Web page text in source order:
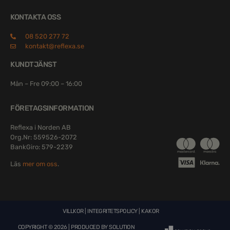
KONTAKTA OSS
08 520 277 72
kontakt@reflexa.se
KUNDTJÄNST
Mån – Fre 09:00 – 16:00
FÖRETAGSINFORMATION
Reflexa i Norden AB
Org.Nr: 559526-2072
BankGiro: 579-2239
Läs mer om oss.
VILLKOR| INTEGRITETSPOLICY| KAKOR
COPYRIGHT © 2026 | PRODUCED BYSOLUTION